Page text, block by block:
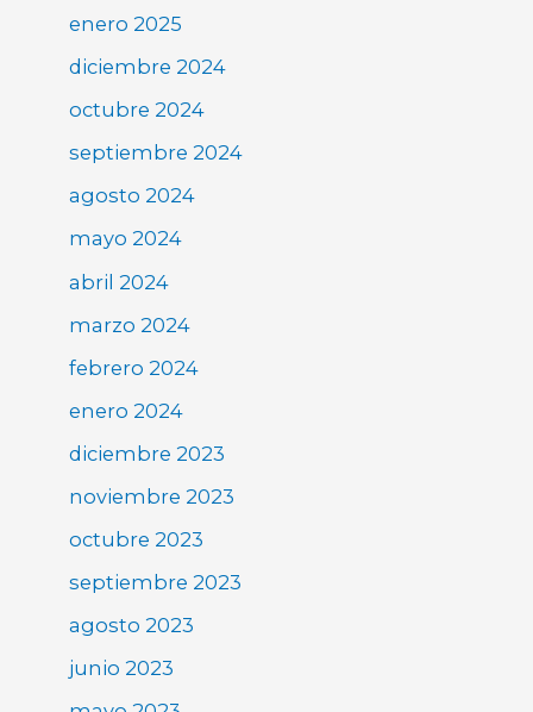
enero 2025
diciembre 2024
octubre 2024
septiembre 2024
agosto 2024
mayo 2024
abril 2024
marzo 2024
febrero 2024
enero 2024
diciembre 2023
noviembre 2023
octubre 2023
septiembre 2023
agosto 2023
junio 2023